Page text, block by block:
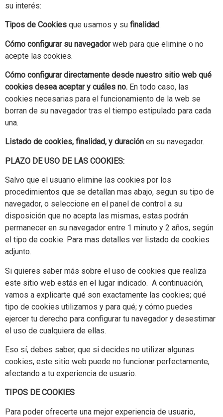
su interés:
Tipos de Cookies que usamos y su finalidad.
Cómo configurar su navegadorweb para que elimine o no
acepte las cookies.
Cómo configurar directamente desde nuestro sitio web qué
cookies desea aceptar y cuáles no. En todo caso, las
cookies necesarias para el funcionamiento de la web se
borran de su navegador tras el tiempo estipulado para cada
una.
Listado de cookies, finalidad, y duración en su navegador.
PLAZO DE USO DE LAS COOKIES:
Salvo que el usuario elimine las cookies por los
procedimientos que se detallan mas abajo, segun su tipo de
navegador, o seleccione en el panel de control a su
disposición que no acepta las mismas, estas podrán
permanecer en su navegador entre 1 minuto y 2 años, según
el tipo de cookie. Para mas detalles ver listado de cookies
adjunto.
Si quieres saber más sobre el uso de cookies que realiza
este sitio web estás en el lugar indicado. A continuación,
vamos a explicarte qué son exactamente las cookies; qué
tipo de cookies utilizamos y para qué; y cómo puedes
ejercer tu derecho para configurar tu navegador y desestimar
el uso de cualquiera de ellas.
Eso sí, debes saber, que si decides no utilizar algunas
cookies, este sitio web puede no funcionar perfectamente,
afectando a tu experiencia de usuario.
TIPOS DE COOKIES
Para poder ofrecerte una mejor experiencia de usuario,